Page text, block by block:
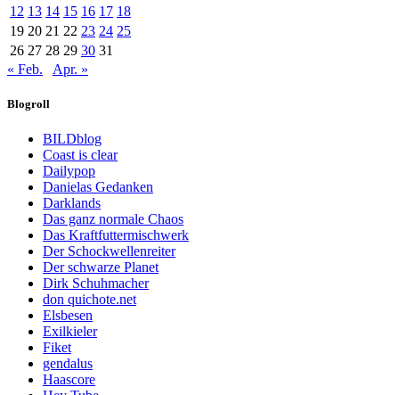
12 13 14 15 16 17 18
19 20 21 22 23 24 25
26 27 28 29 30 31
« Feb.
Apr. »
Blogroll
BILDblog
Coast is clear
Dailypop
Danielas Gedanken
Darklands
Das ganz normale Chaos
Das Kraftfuttermischwerk
Der Schockwellenreiter
Der schwarze Planet
Dirk Schuhmacher
don quichote.net
Elsbesen
Exilkieler
Fiket
gendalus
Haascore